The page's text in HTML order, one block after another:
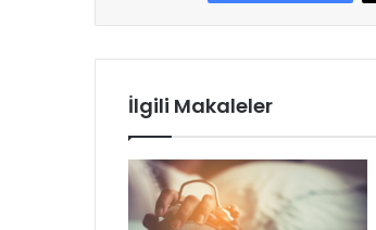
İlgili Makaleler